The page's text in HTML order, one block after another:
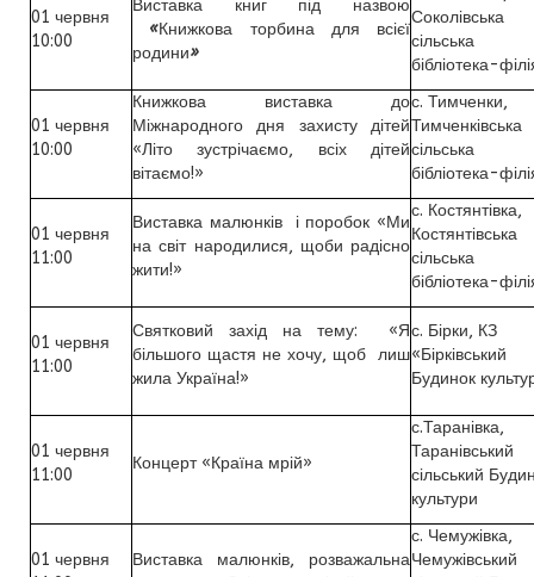
01 червня
10:00
Виставка книг під назвою
«Книжкова торбина для всієї
родини»
Соколівська
сільська
бібліотека-
01 червня
10:00
Книжкова виставка до
Міжнародного дня захисту дітей
«Літо зустрічаємо, всіх дітей
вітаємо!»
с. Тимченки,
Тимченківська
сільська
бібліотека-
01 червня
11:00
Виставка малюнків і поробок «Ми
на світ народилися, щоби радісно
жити!»
с. Костянтівка,
Костянтівська
сільська
бібліотека-
01 червня
11:00
Святковий захід на тему: «Я
більшого щастя не хочу, щоб лиш
жила Україна!»
с. Бірки, КЗ
«Бірківський
Будинок
01 червня
11:00
Концерт «Країна мрій»
с.Таранівка,
Таранівський
сільський
культури
01 червня
Виставка малюнків, розважальна
с. Чемужівка,
Чемужівський